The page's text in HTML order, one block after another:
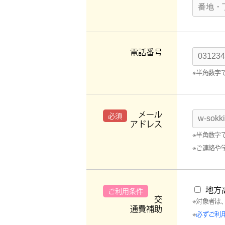
電話番号
※半角数字
必須
メール
アドレス
※半角数字
※ご連絡や
ご利用条件
交
通費補助
地方
※対象者は
※必ずご利